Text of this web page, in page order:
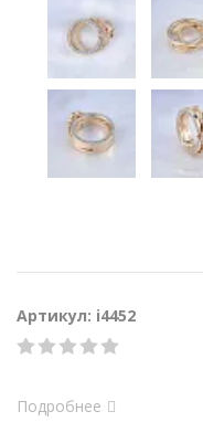
Артикул: i4452
Подробнее